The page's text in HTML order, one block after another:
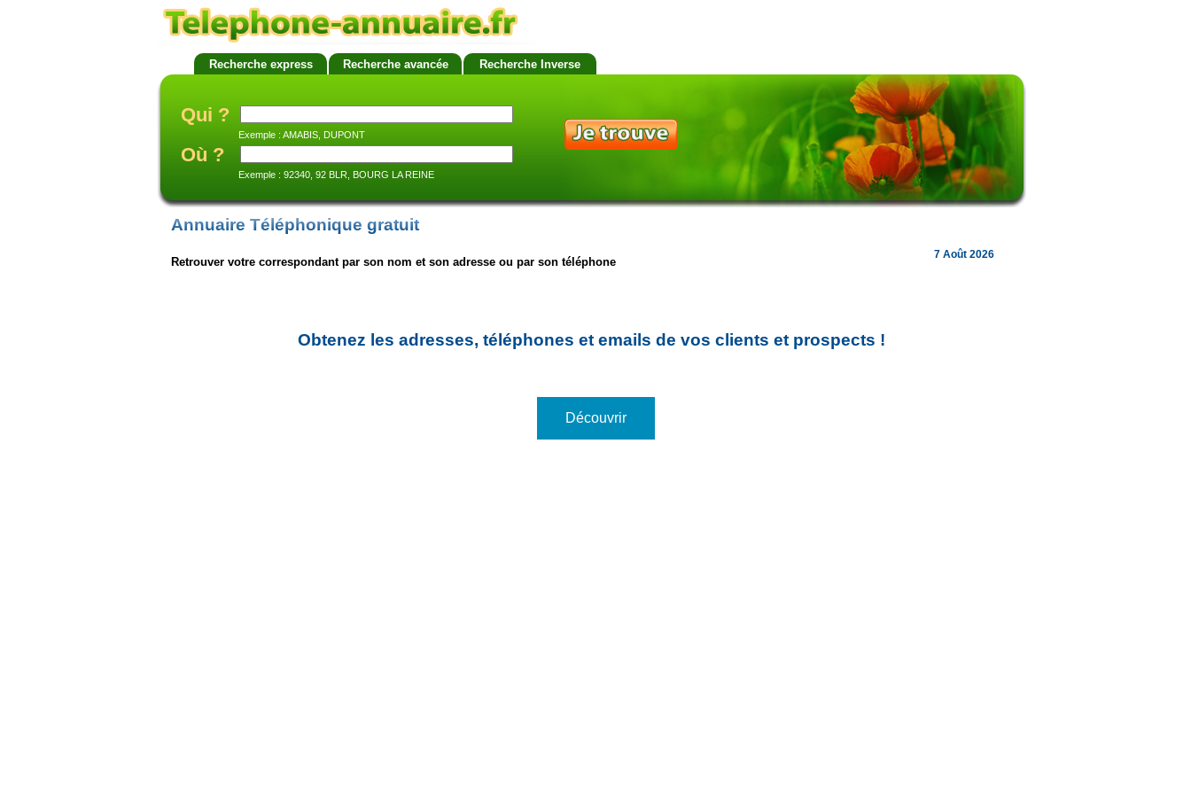
Annuaire Téléphonique gratuit
Retrouver votre correspondant par son nom et son adresse ou par son téléphone
7 Août 2026
Obtenez les adresses, téléphones et emails de vos clients et prospects !
Découvrir
Recherche express Recherche avancée Recherche Inverse
Qui ?
Exemple : AMABIS, DUPONT
Où ?
Exemple : 92340, 92 BLR, BOURG LA REINE